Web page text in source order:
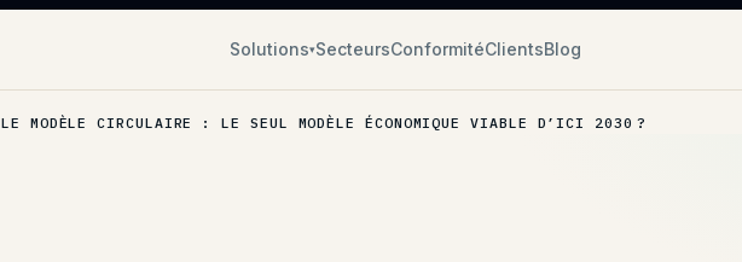
Solutions▾SecteursConformitéClientsBlog
LE MODÈLE CIRCULAIRE : LE SEUL MODÈLE ÉCONOMIQUE VIABLE D’ICI 2030 ?